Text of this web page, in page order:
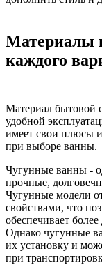
Материалы
каждого
Материал бытовой
удобной
имеет свои плюсы
при выборе ванны.
Чугунные ванны -
прочные,
Чугунные модели
свойствами, что
обеспечивает
Однако чугунные
их установку и
при